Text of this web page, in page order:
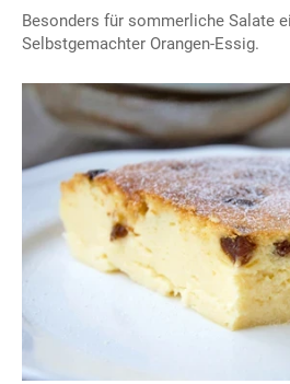
Besonders für sommerliche Salate
Selbstgemachter Orangen-Essig.